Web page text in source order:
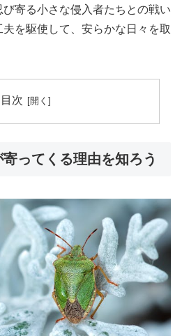
寄る小さな侵入者たちとの戦い
を駆使して、安らかな日々を取
目次
ってくる理由を知ろう